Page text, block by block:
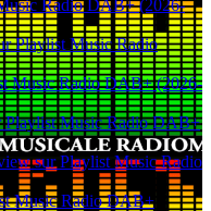
Radio DAB+ (2026-
Playlist Music Radio
Music Radio DAB+ (2026-
Music Radio DAB+
sur Playlist Music Radio
Music Radio DAB+